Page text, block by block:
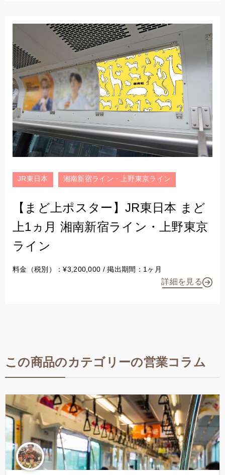
JR東日本 湘南新宿ライン・上野東京ライン
【まど上ポスター】JR東日本 まど
上1ヵ月 湘南新宿ライン・上野東京
ライン
料金（税別）：¥3,200,000 / 掲出期間：1ヶ月
詳細を見る
この商品のカテゴリーの営業コラム